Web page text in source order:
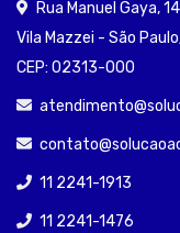
Rua Manuel Gaya,
Vila Mazzei - São
CEP: 02313-000
11 2241-1913
11 2241-1476